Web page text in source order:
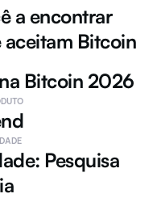
a encontrar
Bitcoin 2026
Pesquisa